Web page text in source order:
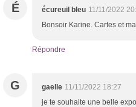
É écureuil bleu 11/11/2022
Bonsoir Karine. Cartes et
Répondre
G gaelle 11/11/2022 18:27
je te souhaite une belle